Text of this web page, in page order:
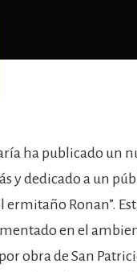
ha publicado un
y dedicado a un
Ronan”.
en el
obra de San